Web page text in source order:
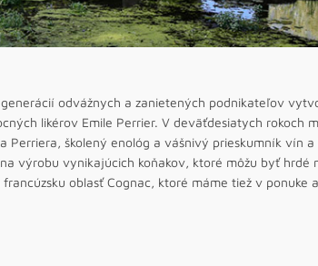
odvážnych a zanietených podnikateľov
likérov Emile Perrier. V deväťdesiatych rokoch
Perriera, školený enológ a vášnivý prieskumník vín
výrobu vynikajúcich koňakov, ktoré môžu byť
oblasť Cognac, ktoré máme tiež v ponuke